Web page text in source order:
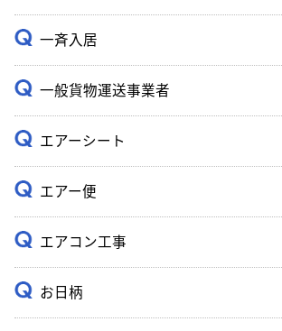
一斉入居
一般貨物運送事業者
エアーシート
エアー便
エアコン工事
お日柄